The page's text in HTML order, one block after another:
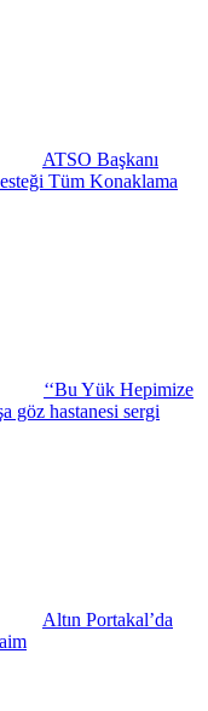
ATSO Başkanı
Tüm Konaklama
‘‘Bu Yük Hepimize
göz hastanesi sergi
Altın Portakal’da